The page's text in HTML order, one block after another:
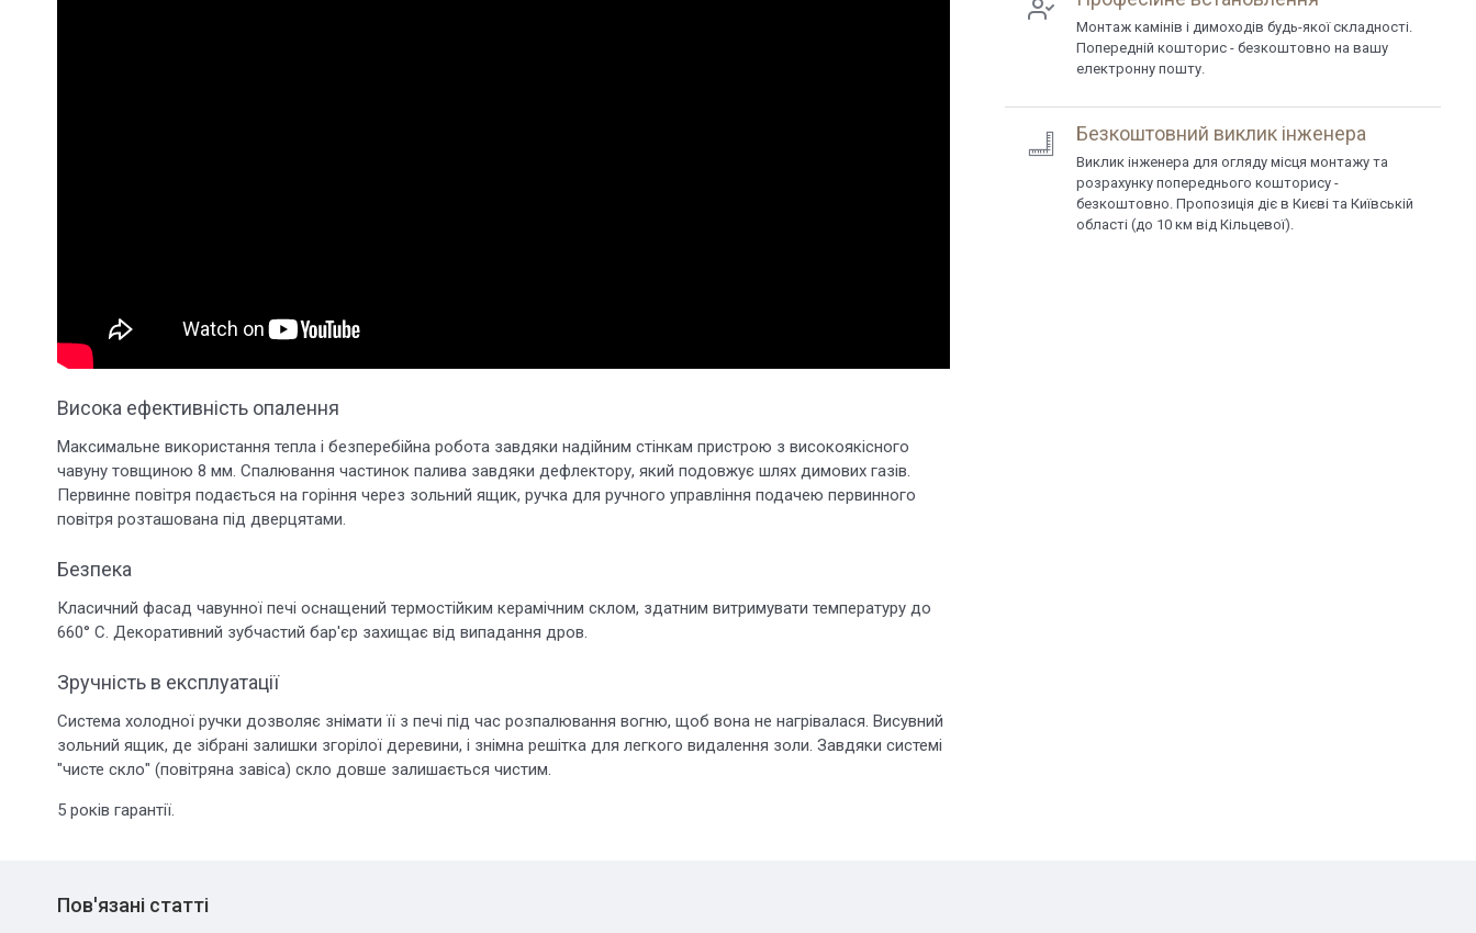
Висока ефективність опалення
Максимальне використання тепла і безперебійна робота завдяки надійним стінкам пристрою з високоякісного
чавуну товщиною 8 мм. Спалювання частинок палива завдяки дефлектору, який подовжує шлях димових газів.
Первинне повітря подається на горіння через зольний ящик, ручка для ручного управління подачею первинного
повітря розташована під дверцятами.
Безпека
Класичний фасад чавунної печі оснащений термостійким керамічним склом, здатним витримувати температуру до
660° С. Декоративний зубчастий бар'єр захищає від випадання дров.
Зручність в експлуатації
Система холодної ручки дозволяє знімати її з печі під час розпалювання вогню, щоб вона не нагрівалася. Висувний
зольний ящик, де зібрані залишки згорілої деревини, і знімна решітка для легкого видалення золи. Завдяки системі
"чисте скло" (повітряна завіса) скло довше залишається чистим.
5 років гарантії.
Монтаж камінів і димоходів будь-якої складності.
Попередній кошторис - безкоштовно на вашу
електронну пошту.
Безкоштовний виклик інженера
Виклик інженера для огляду місця монтажу та
розрахунку попереднього кошторису -
безкоштовно. Пропозиція діє в Києві та Київській
області (до 10 км від Кільцевої).
Пов'язані статті